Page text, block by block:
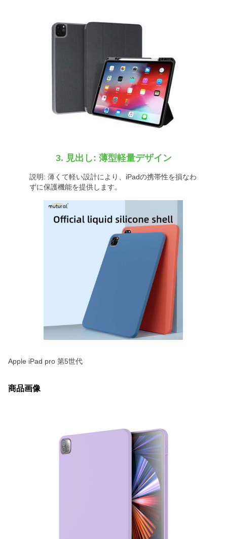
3. 見出し: 薄型軽量デザイン
説明: 薄くて軽い設計により、iPadの携帯性を損なわ
ずに保護機能を提供します。
Apple iPad pro 第5世代
商品画像